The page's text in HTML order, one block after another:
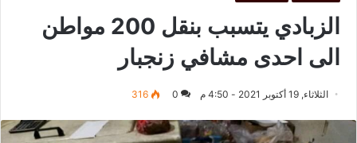
الزبادي يتسبب بنقل 200 مواطن
الى احدى مشافي زنجبار
الثلاثاء, 19 أكتوبر 2021 - 4:50 م 0
316